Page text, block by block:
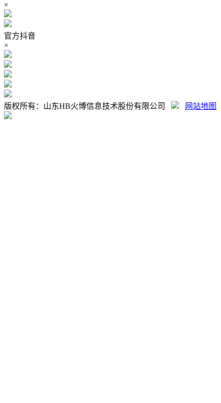
×
官方抖音
×
版权所有：山东HB火博信息技术股份有限公司 网站地图